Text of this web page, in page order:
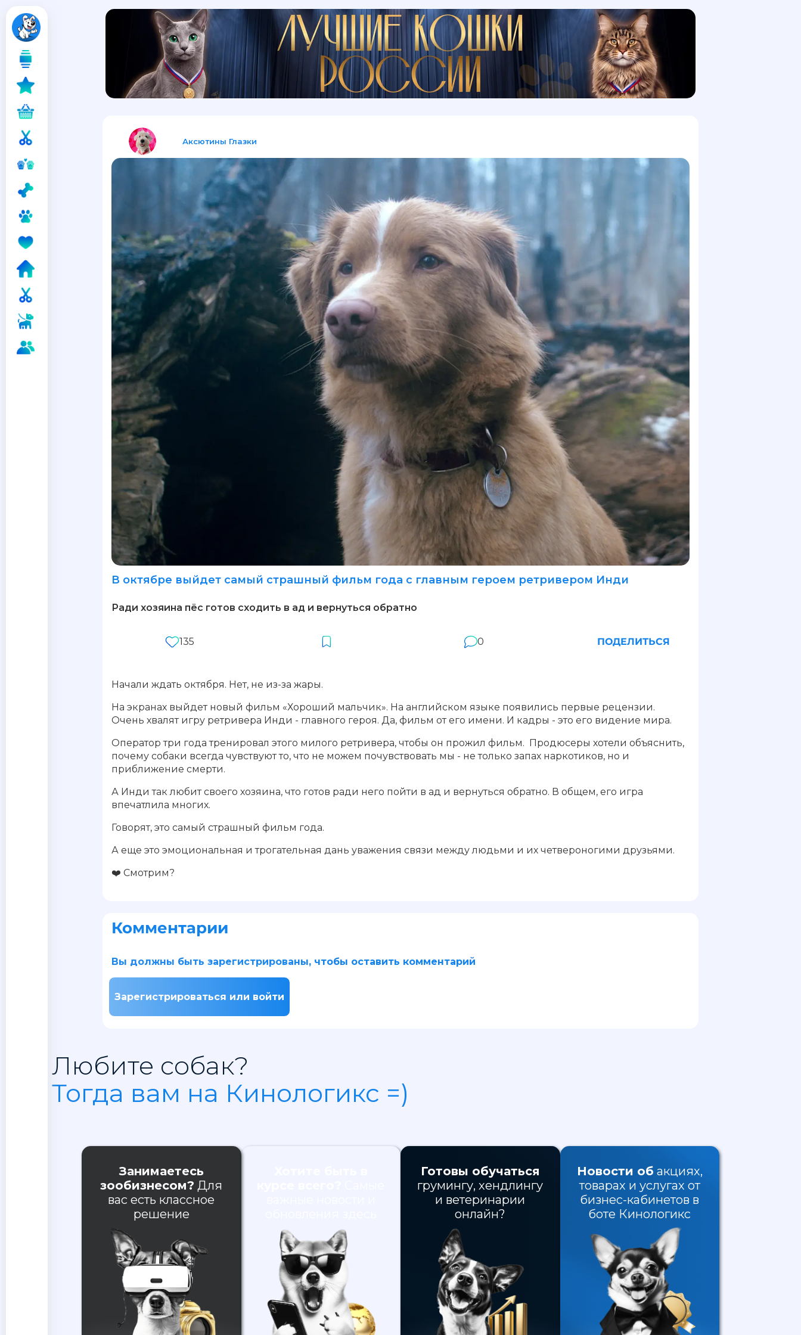
Аксютины Глазки
В октябре выйдет самый страшный фильм года с главным героем ретривером Инди
Ради хозяина пёс готов сходить в ад и вернуться обратно
135 0 ПОДЕЛИТЬСЯ
Начали ждать октября. Нет, не из-за жары.
На экранах выйдет новый фильм «Хороший мальчик». На английском языке появились первые рецензии.
Очень хвалят игру ретривера Инди - главного героя. Да, фильм от его имени. И кадры - это его видение мира.
Оператор три года тренировал этого милого ретривера, чтобы он прожил фильм. Продюсеры хотели объяснить,
почему собаки всегда чувствуют то, что не можем почувствовать мы - не только запах наркотиков, но и
приближение смерти.
А Инди так любит своего хозяина, что готов ради него пойти в ад и вернуться обратно. В общем, его игра
впечатлила многих.
Говорят, это самый страшный фильм года.
А еще это эмоциональная и трогательная дань уважения связи между людьми и их четвероногими друзьями.
❤️ Смотрим?
Комментарии
Вы должны быть зарегистрированы, чтобы оставить комментарий
Зарегистрироваться или войти
Любите собак?
Тогда вам на Кинологикс =)
Занимаетесь
зообизнесом? Для
вас есть классное
решение
Готовы обучаться
грумингу, хендлингу
и ветеринарии
онлайн?
Новости об акциях,
товарах и услугах от
бизнес-кабинетов в
боте Кинологикс